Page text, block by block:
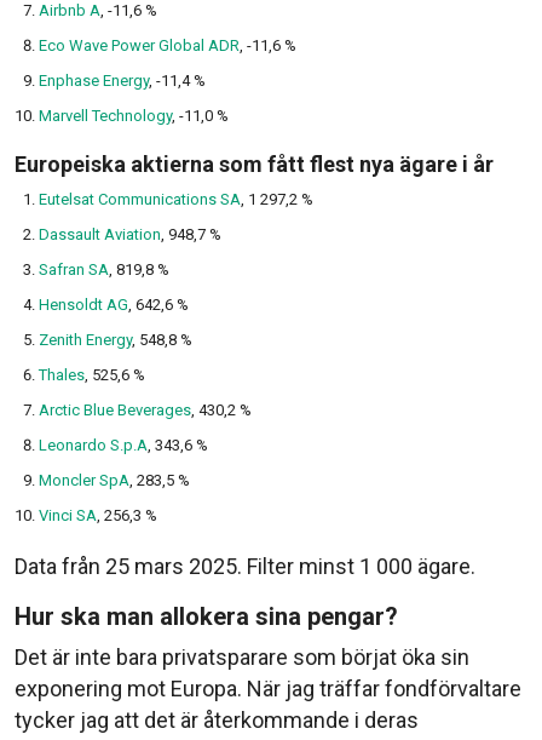
Airbnb A, -11,6 %
Eco Wave Power Global ADR, -11,6 %
Enphase Energy, -11,4 %
Marvell Technology, -11,0 %
Europeiska aktierna som fått flest nya ägare i år
Eutelsat Communications SA, 1 297,2 %
Dassault Aviation, 948,7 %
Safran SA, 819,8 %
Hensoldt AG, 642,6 %
Zenith Energy, 548,8 %
Thales, 525,6 %
Arctic Blue Beverages, 430,2 %
Leonardo S.p.A, 343,6 %
Moncler SpA, 283,5 %
Vinci SA, 256,3 %
Data från 25 mars 2025. Filter minst 1 000 ägare.
Hur ska man allokera sina pengar?
Det är inte bara privatsparare som börjat öka sin
exponering mot Europa. När jag träffar fondförvaltare
tycker jag att det är återkommande i deras